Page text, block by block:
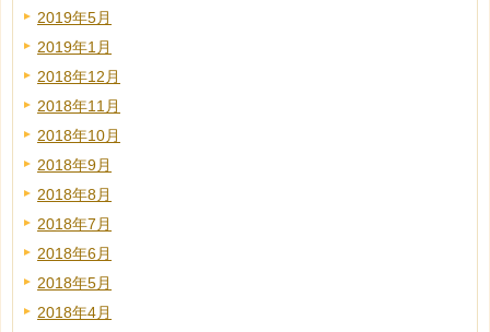
2019年5月
2019年1月
2018年12月
2018年11月
2018年10月
2018年9月
2018年8月
2018年7月
2018年6月
2018年5月
2018年4月